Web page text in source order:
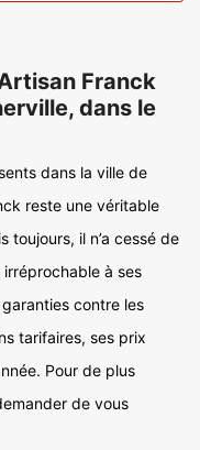
Franck
dans le
dans la ville de
reste une véritable
toujours, il n’a cessé de
à ses
contre les
tarifaires, ses prix
Pour de plus
de vous